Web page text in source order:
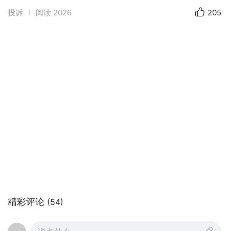
假若未曾如你相知，心中思绪如万丈高山该如何
投诉 阅读 2026 205
精彩评论 (54)